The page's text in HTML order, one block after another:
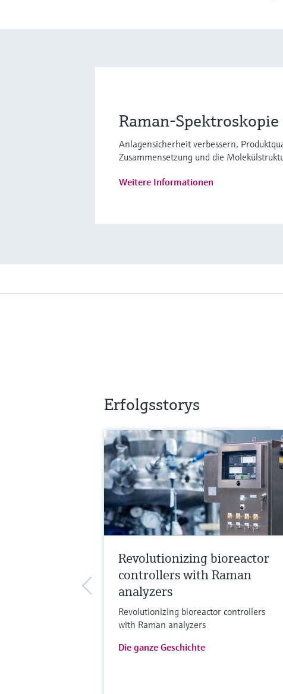
Raman-
Anlagensicherheit verbessern,
Zusammensetzung und die
Weitere Informationen
Erfolgsstorys
Revolutionizing bioreactor
controllers with Raman
analyzers
Revolutionizing bioreactor controllers
with Raman analyzers
Die ganze Geschichte